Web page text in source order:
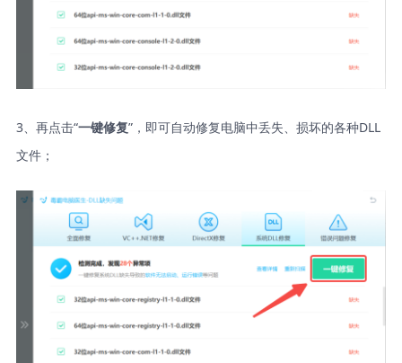
3、再点击“一键修复”，即可自动修复电脑中丢失、损坏的各种DLL
文件；